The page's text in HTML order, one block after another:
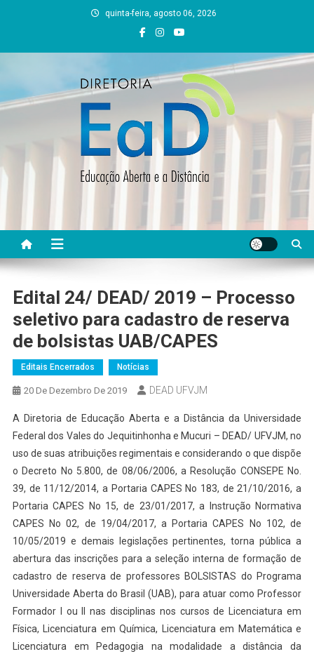
quinta-feira, agosto 06, 2026
DEAD UFVJM
Edital 24/ DEAD/ 2019 – Processo
seletivo para cadastro de reserva
de bolsistas UAB/CAPES
Editais Encerrados Notícias
20 De Dezembro De 2019 DEAD UFVJM
A Diretoria de Educação Aberta e a Distância da Universidade
Federal dos Vales do Jequitinhonha e Mucuri – DEAD/ UFVJM, no
uso de suas atribuições regimentais e considerando o que dispõe
o Decreto No 5.800, de 08/06/2006, a Resolução CONSEPE No.
39, de 11/12/2014, a Portaria CAPES No 183, de 21/10/2016, a
Portaria CAPES No 15, de 23/01/2017, a Instrução Normativa
CAPES No 02, de 19/04/2017, a Portaria CAPES No 102, de
10/05/2019 e demais legislações pertinentes, torna pública a
abertura das inscrições para a seleção interna de formação de
cadastro de reserva de professores BOLSISTAS do Programa
Universidade Aberta do Brasil (UAB), para atuar como Professor
Formador I ou II nas disciplinas nos cursos de Licenciatura em
Física, Licenciatura em Química, Licenciatura em Matemática e
Licenciatura em Pedagogia na modalidade a distância da